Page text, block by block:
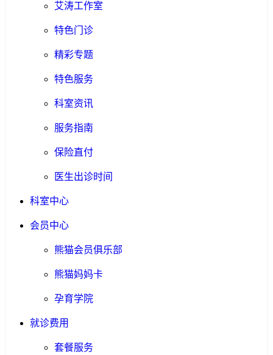
艾涛工作室
特色门诊
精彩专题
特色服务
科室资讯
服务指南
保险直付
医生出诊时间
科室中心
会员中心
熊猫会员俱乐部
熊猫妈妈卡
孕育学院
就诊费用
套餐服务